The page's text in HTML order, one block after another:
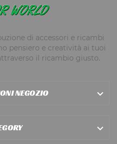
di accessori e ricambi
pensiero e creatività ai tuoi
il ricambio giusto.
NEGOZIO 
